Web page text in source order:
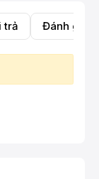
trả Đánh giá